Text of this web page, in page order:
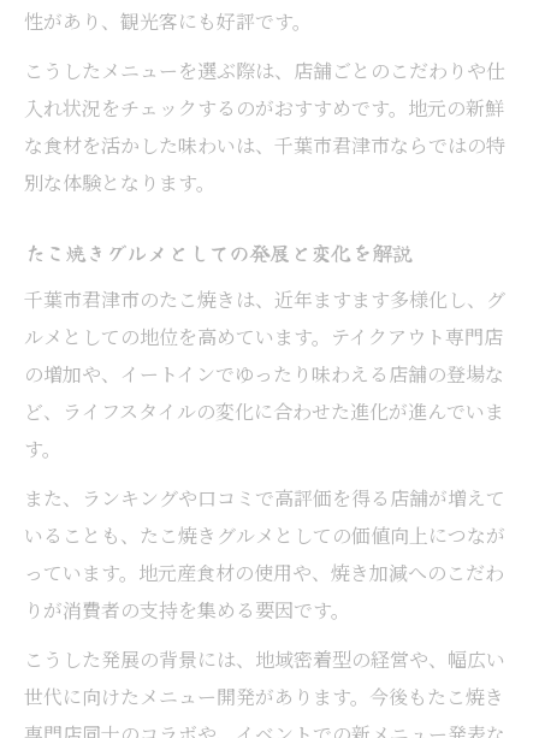
性があり、観光客にも好評です。
こうしたメニューを選ぶ際は、店舗ごとのこだわりや仕
入れ状況をチェックするのがおすすめです。地元の新鮮
な食材を活かした味わいは、千葉市君津市ならではの特
別な体験となります。
たこ焼きグルメとしての発展と変化を解説
千葉市君津市のたこ焼きは、近年ますます多様化し、グ
ルメとしての地位を高めています。テイクアウト専門店
の増加や、イートインでゆったり味わえる店舗の登場な
ど、ライフスタイルの変化に合わせた進化が進んでいま
す。
また、ランキングや口コミで高評価を得る店舗が増えて
いることも、たこ焼きグルメとしての価値向上につなが
っています。地元産食材の使用や、焼き加減へのこだわ
りが消費者の支持を集める要因です。
こうした発展の背景には、地域密着型の経営や、幅広い
世代に向けたメニュー開発があります。今後もたこ焼き